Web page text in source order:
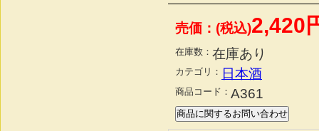
売価：(税込)2,420
在庫数： 在庫あり
カテゴリ： 日本酒
商品コード： A361